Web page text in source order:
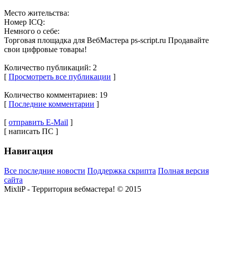
Место жительства:
Номер ICQ:
Немного о себе:
Торговая площадка для ВебМастера ps-script.ru Продавайте
свои цифровые товары!
Количество публикаций: 2
[ Просмотреть все публикации ]
Количество комментариев: 19
[ Последние комментарии ]
[ отправить E-Mail ]
[ написать ПС ]
Навигация
Все последние новости Поддержка скрипта Полная версия
сайта
MixliP - Территория вебмастера! © 2015